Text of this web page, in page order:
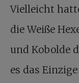
Vielleicht
die Weiße
und Kobolde
es das